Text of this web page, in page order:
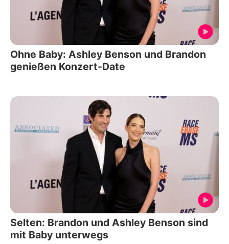
Ohne Baby: Ashley Benson und Brandon
genießen Konzert-Date
Selten: Brandon und Ashley Benson sind
mit Baby unterwegs